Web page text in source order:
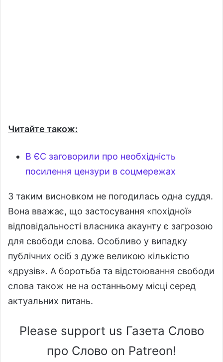
Читайте також:
В ЄС заговорили про необхідність
посилення цензури в соцмережах
З таким висновком не погодилась одна суддя.
Вона вважає, що застосування «похідної»
відповідальності власника акаунту є загрозою
для свободи слова. Особливо у випадку
публічних осіб з дуже великою кількістю
«друзів». А боротьба та відстоювання свободи
слова також не на останньому місці серед
актуальних питань.
Please support us Газета Слово
про Слово on Patreon!